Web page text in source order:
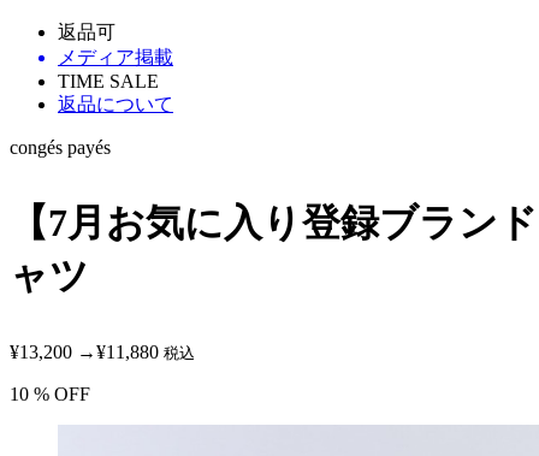
返品可
メディア掲載
TIME SALE
返品について
congés payés
【7月お気に入り登録ブラン
ャツ
¥13,200 →¥11,880 税込
10 % OFF